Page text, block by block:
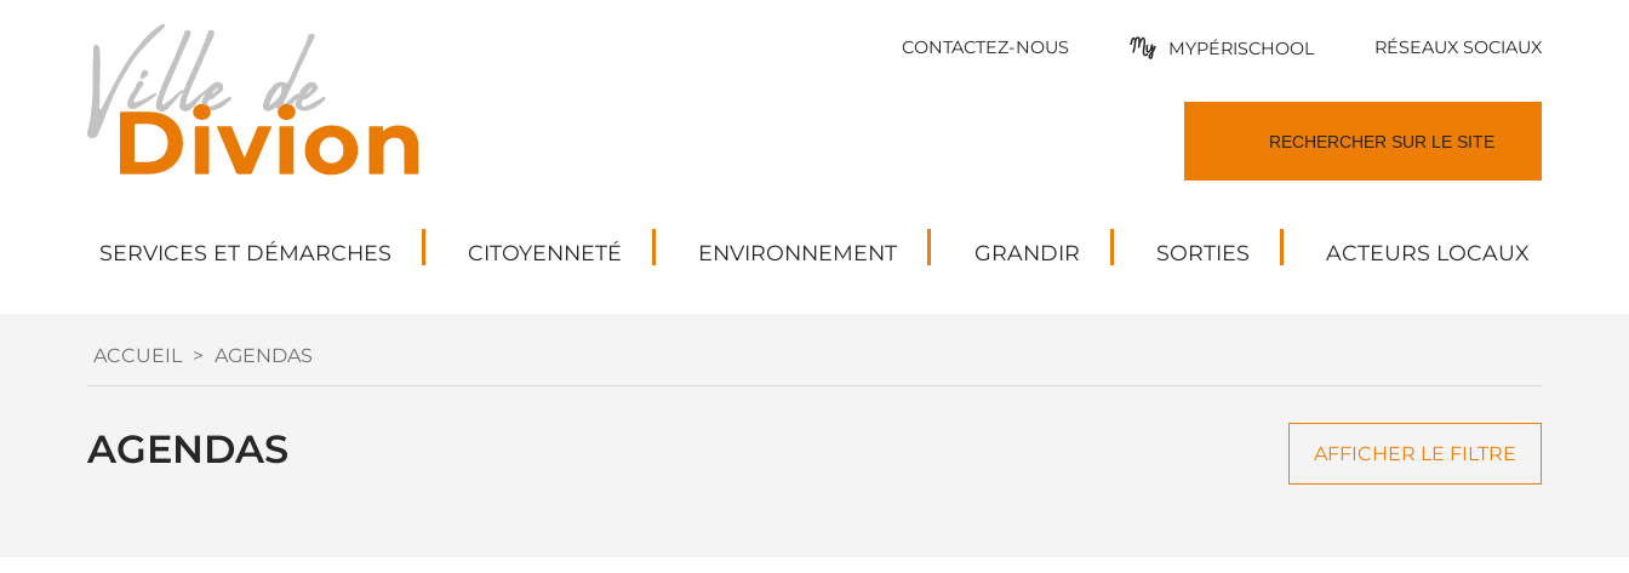
CONTACTEZ-NOUS MYPÉRISCHOOL RÉSEAUX SOCIAUX
SERVICES ET DÉMARCHES CITOYENNETÉ ENVIRONNEMENT GRANDIR SORTIES ACTEURS LOCAUX
ACCUEIL > AGENDAS
AGENDAS AFFICHER LE FILTRE